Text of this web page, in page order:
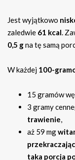
Jest wyjątkowo
zaledwie 61 kcal.
0,5 gna tę samą
W każdej 100-
15 gramów
3 gramy
trawienie,
aż 59 mg
taka porcja